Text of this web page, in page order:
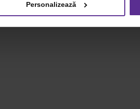
Personalizează